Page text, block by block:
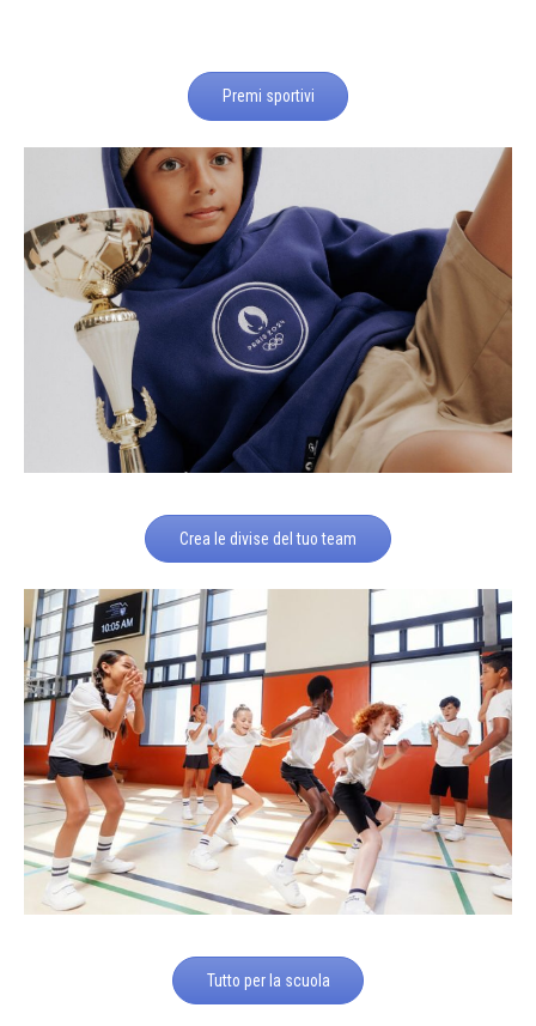
Premi sportivi
Crea le divise del tuo team
Tutto per la scuola